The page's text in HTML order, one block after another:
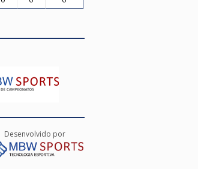
Desenvolvido por